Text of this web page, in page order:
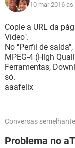
10 mar 2016 às
Copie a URL da
Vídeo".
No "Perfil de
MPEG-4 (High
Ferramentas,
só.
aaafelix
Conversas
Problema no